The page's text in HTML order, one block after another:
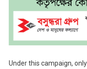
Under this campaign,